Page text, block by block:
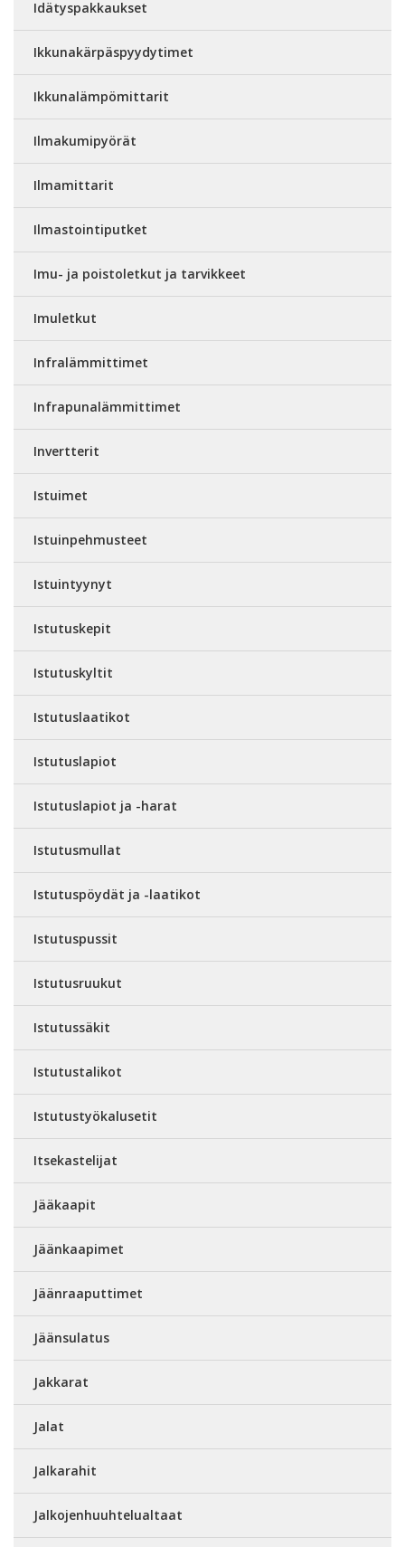
Idätyspakkaukset
Ikkunakärpäspyydytimet
Ikkunalämpömittarit
Ilmakumipyörät
Ilmamittarit
Ilmastointiputket
Imu- ja poistoletkut ja tarvikkeet
Imuletkut
Infralämmittimet
Infrapunalämmittimet
Invertterit
Istuimet
Istuinpehmusteet
Istuintyynyt
Istutuskepit
Istutuskyltit
Istutuslaatikot
Istutuslapiot
Istutuslapiot ja -harat
Istutusmullat
Istutuspöydät ja -laatikot
Istutuspussit
Istutusruukut
Istutussäkit
Istutustalikot
Istutustyökalusetit
Itsekastelijat
Jääkaapit
Jäänkaapimet
Jäänraaputtimet
Jäänsulatus
Jakkarat
Jalat
Jalkarahit
Jalkojenhuuhtelualtaat